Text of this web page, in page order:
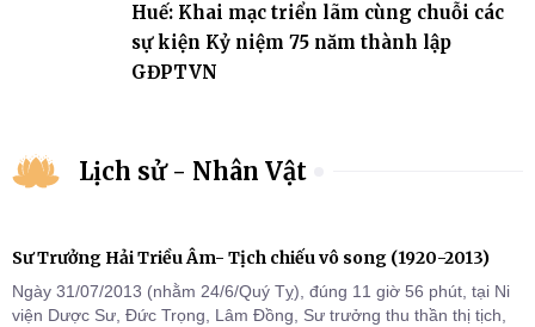
Huế: Khai mạc triển lãm cùng chuỗi các
sự kiện Kỷ niệm 75 năm thành lập
GĐPTVN
Lịch sử - Nhân Vật
Sư Trưởng Hải Triều Âm- Tịch chiếu vô song (1920-2013)
Ngày 31/07/2013 (nhằm 24/6/Quý Tỵ), đúng 11 giờ 56 phút, tại Ni
viện Dược Sư, Đức Trọng, Lâm Đồng, Sư trưởng thu thần thị tịch,